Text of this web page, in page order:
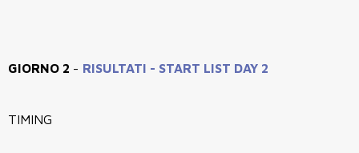
GIORNO 2 - RISULTATI - START LIST DAY 2
TIMING